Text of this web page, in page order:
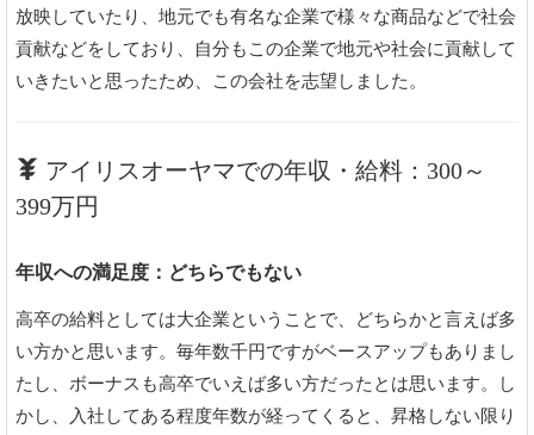
放映していたり、地元でも有名な企業で様々な商品などで社会
貢献などをしており、自分もこの企業で地元や社会に貢献して
いきたいと思ったため、この会社を志望しました。
アイリスオーヤマでの年収・給料：300～
399万円
年収への満足度：どちらでもない
高卒の給料としては大企業ということで、どちらかと言えば多
い方かと思います。毎年数千円ですがベースアップもありまし
たし、ボーナスも高卒でいえば多い方だったとは思います。し
かし、入社してある程度年数が経ってくると、昇格しない限り